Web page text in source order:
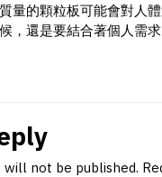
量的顆粒板可能會對人
，還是要結合著個人需求
will not be published.